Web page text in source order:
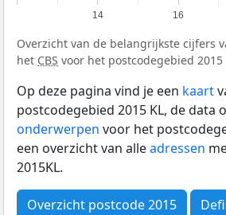
14 16
Overzicht van de belangrijkste cijfers
het CBS voor het postcodegebied 2015
Op deze pagina vind je een kaart
postcodegebied 2015 KL, de data
onderwerpen voor het
een overzicht van alleadressen
2015KL.
Overzicht postcode 2015